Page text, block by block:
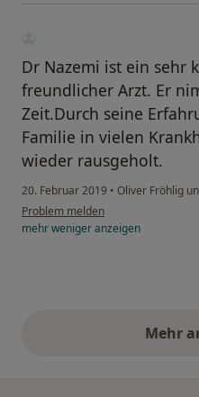
Dr Nazemi ist ein sehr
freundlicher Arzt. Er
Zeit.Durch seine
Familie in vielen
wieder rausgeholt.
20. Februar 2019 • Oliver Fröhlig
Problem melden
mehrwenigeranzeigen
Mehr